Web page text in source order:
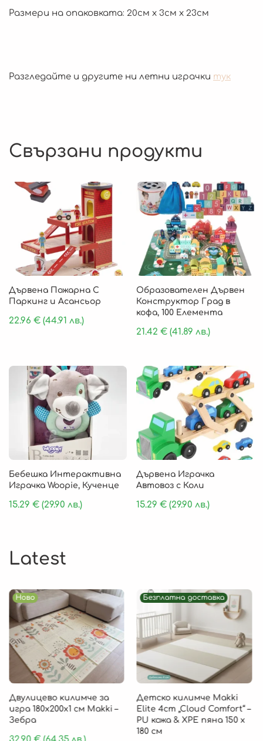
Размери на опаковката: 20см х 3см х 23см
Разгледайте и другите ни летни играчки тук
Свързани продукти
Дървена Пожарна С
Паркинг и Асансьор
22.96 € (44.91 лв.)
Образователен Дървен
Конструктор Град в
кофа, 100 Елемента
21.42€ (41.89 лв.)
Бебешка Интерактивна
Играчка Woopie, Кученце
15.29 € (29.90 лв.)
Дървена Играчка
Автовоз с Коли
15.29€ (29.90 лв.)
Latest
Ново
Двулицево килимче за
игра 180х200х1 см Makki –
Зебра
Безплатна доставка
Детско килимче Makki
Elite 4cm „Cloud Comfort“ –
PU кожа & XPE пяна 150 х
180 см